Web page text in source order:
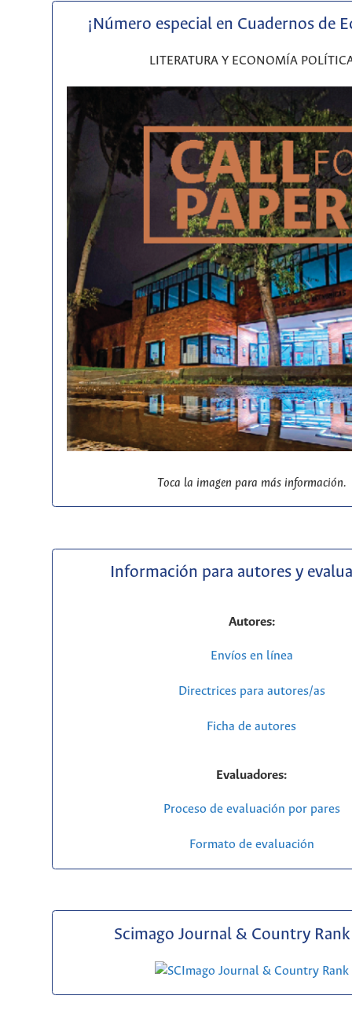
¡Número especial en Cuadernos de
LITERATURA Y ECONOMÍA
Toca la imagen para más información.
Información para autores y
Autores:
Envíos en línea
Directrices para autores/as
Ficha de autores
Evaluadores:
Proceso de evaluación por pares
Formato de evaluación
Scimago Journal & Country Rank